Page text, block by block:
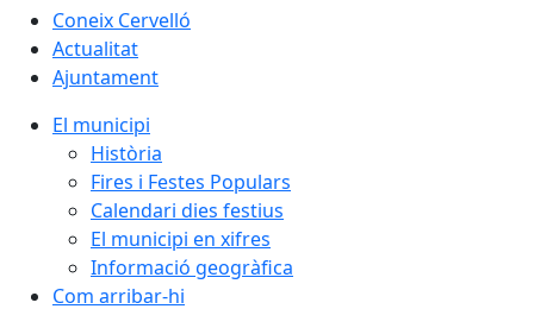
Coneix Cervelló
Actualitat
Ajuntament
El municipi
Història
Fires i Festes Populars
Calendari dies festius
El municipi en xifres
Informació geogràfica
Com arribar-hi